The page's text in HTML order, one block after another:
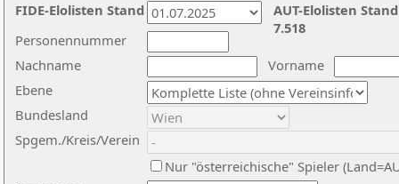
Nachname
Vorname
Ebene
Personennummer
Bundesland
Spgem./Kreis/Verein
Nur "österreichische" Spieler
AUT-Elolisten
7.518
FIDE-Elolisten Stand